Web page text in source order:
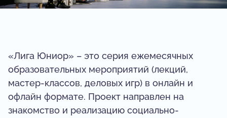
«Лига Юниор» – это серия ежемесячных
образовательных мероприятий (лекций,
мастер-классов, деловых игр) в онлайн и
офлайн формате. Проект направлен на
знакомство и реализацию социально-